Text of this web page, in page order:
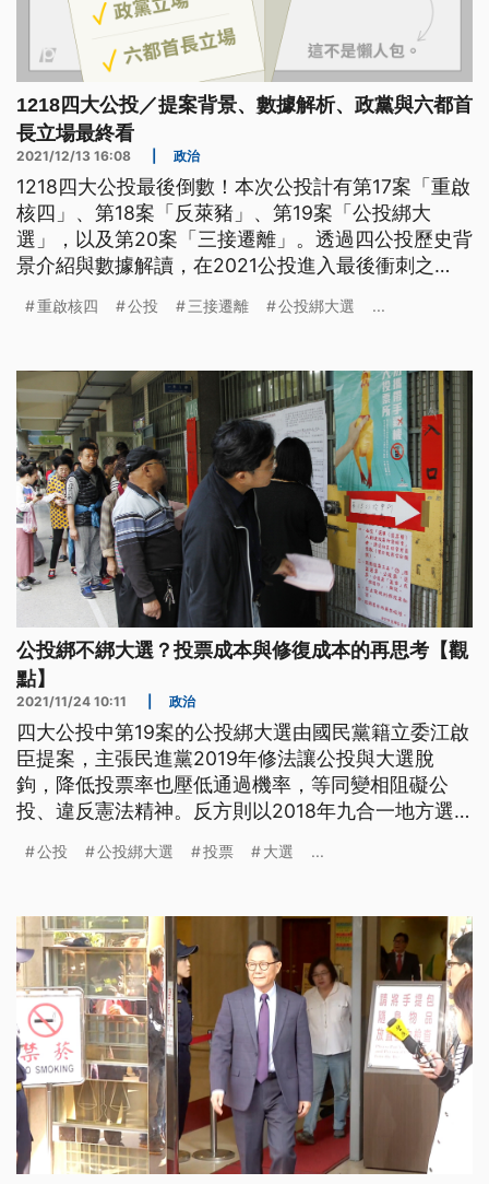
1218四大公投／提案背景、數據解析、政黨與六都首
長立場最終看
2021/12/13 16:08 政治
1218四大公投最後倒數！本次公投計有第17案「重啟
核四」、第18案「反萊豬」、第19案「公投綁大
選」，以及第20案「三接遷離」。透過四公投歷史背
景介紹與數據解讀，在2021公投進入最後衝刺之
重啟核四 公投 三接遷離 公投綁大選 ...
公投綁不綁大選？投票成本與修復成本的再思考【觀
點】
2021/11/24 10:11 政治
四大公投中第19案的公投綁大選由國民黨籍立委江啟
臣提案，主張民進黨2019年修法讓公投與大選脫
鉤，降低投票率也壓低通過機率，等同變相阻礙公
投、違反憲法精神。反方則以2018年九合一地方選
在選務辦理或對選民選擇上都有不利影響。年底四公
成本」思考孰為優先考量。
公投 公投綁大選 投票 大選 ...